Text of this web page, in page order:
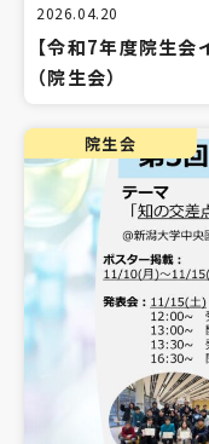
2026.04.20
【令和7年度院生
（院生会）
院生会